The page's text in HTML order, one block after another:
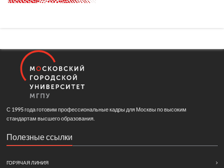
С 1995 года готовим профессиональные кадры для Москвы по высоким
стандартам высшего образования.
Полезные ссылки
ГОРЯЧАЯ ЛИНИЯ